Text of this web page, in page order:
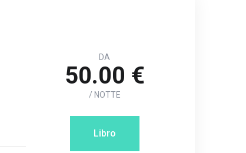
DA
50.00 €
/ NOTTE
Libro